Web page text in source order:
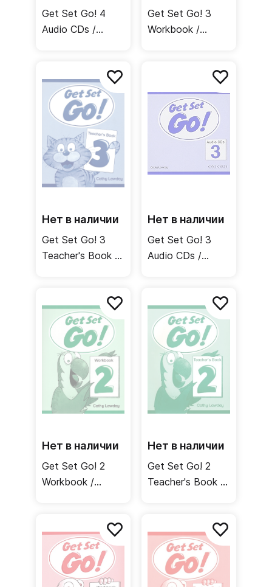
Get Set Go! 4
Audio CDs /
Get Set Go! 3
Workbook /
Нет в наличии
Get Set Go! 3
Teacher's Book /
Нет в наличии
Get Set Go! 3
Audio CDs /
Нет в наличии
Get Set Go! 2
Workbook /
Нет в наличии
Get Set Go! 2
Teacher's Book /